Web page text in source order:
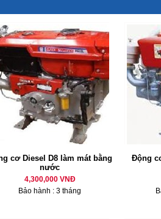
cơ Diesel D8 làm mát bằng
nước
4,300,000 VNĐ
Bảo hành : 3 tháng
Động